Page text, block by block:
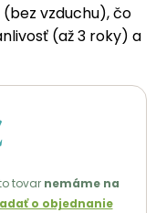
vzduchu), čo
(až 3 roky) a
tovar nemáme na
o objednanie